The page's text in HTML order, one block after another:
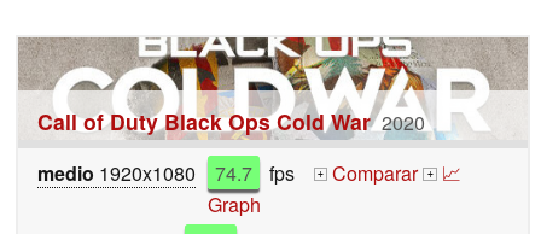
Call of Duty Black Ops Cold War 2020
medio 1920x1080 74.7 fps + Comparar + 📈
Graph